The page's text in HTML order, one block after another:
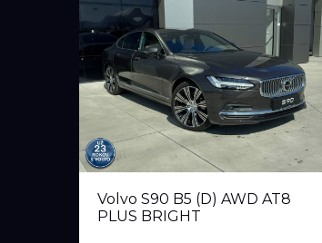
Volvo S90 B5 (D) AWD AT8
PLUS BRIGHT